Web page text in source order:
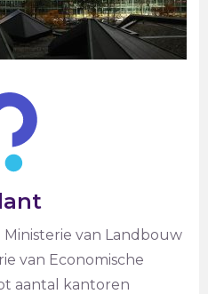
van Landbouw
van Economische
aantal kantoren